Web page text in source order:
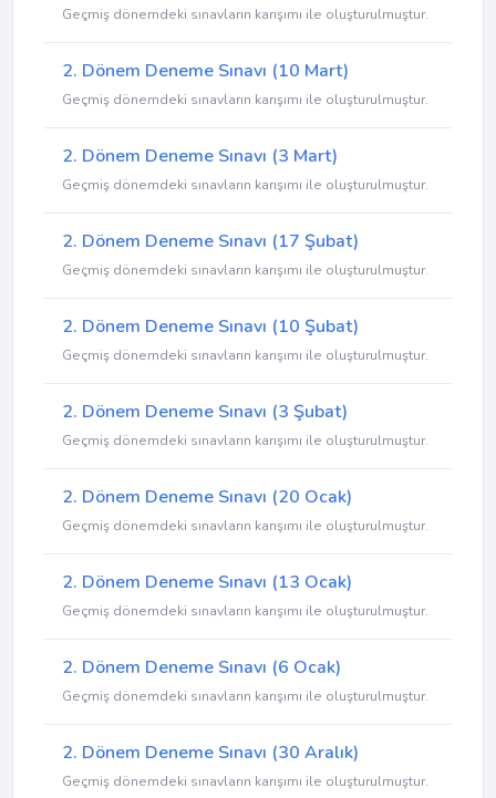
Geçmiş dönemdeki sınavların karışımı ile oluşturulmuştur.
2. Dönem Deneme Sınavı (10 Mart)
Geçmiş dönemdeki sınavların karışımı ile oluşturulmuştur.
2. Dönem Deneme Sınavı (3 Mart)
Geçmiş dönemdeki sınavların karışımı ile oluşturulmuştur.
2. Dönem Deneme Sınavı (17 Şubat)
Geçmiş dönemdeki sınavların karışımı ile oluşturulmuştur.
2. Dönem Deneme Sınavı (10 Şubat)
Geçmiş dönemdeki sınavların karışımı ile oluşturulmuştur.
2. Dönem Deneme Sınavı (3 Şubat)
Geçmiş dönemdeki sınavların karışımı ile oluşturulmuştur.
2. Dönem Deneme Sınavı (20 Ocak)
Geçmiş dönemdeki sınavların karışımı ile oluşturulmuştur.
2. Dönem Deneme Sınavı (13 Ocak)
Geçmiş dönemdeki sınavların karışımı ile oluşturulmuştur.
2. Dönem Deneme Sınavı (6 Ocak)
Geçmiş dönemdeki sınavların karışımı ile oluşturulmuştur.
2. Dönem Deneme Sınavı (30 Aralık)
Geçmiş dönemdeki sınavların karışımı ile oluşturulmuştur.